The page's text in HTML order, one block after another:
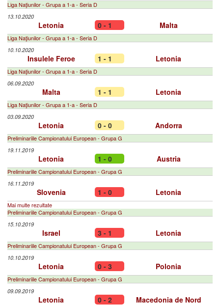
Liga Naţiunilor - Grupa a 1-a - Seria D
13.10.2020
Letonia 0 - 1 Malta
Liga Naţiunilor - Grupa a 1-a - Seria D
10.10.2020
Insulele Feroe 1 - 1 Letonia
Liga Naţiunilor - Grupa a 1-a - Seria D
06.09.2020
Malta 1 - 1 Letonia
Liga Naţiunilor - Grupa a 1-a - Seria D
03.09.2020
Letonia 0 - 0 Andorra
Preliminariile Campionatului European - Grupa G
19.11.2019
Letonia 1 - 0 Austria
Preliminariile Campionatului European - Grupa G
16.11.2019
Slovenia 1 - 0 Letonia
Mai multe rezultate
Preliminariile Campionatului European - Grupa G
15.10.2019
Israel 3 - 1 Letonia
Preliminariile Campionatului European - Grupa G
10.10.2019
Letonia 0 - 3 Polonia
Preliminariile Campionatului European - Grupa G
09.09.2019
Letonia 0 - 2 Macedonia de Nord